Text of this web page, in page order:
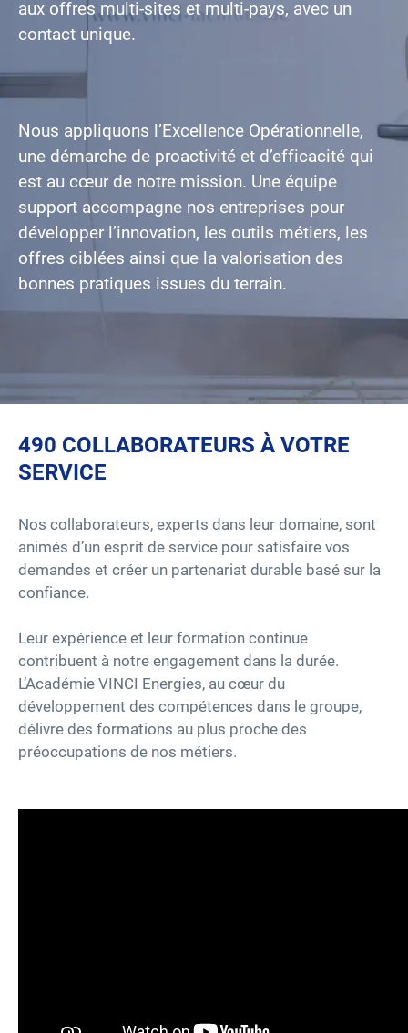
aux offres multi-sites et multi-pays, avec un
contact unique.
Nous appliquons l’Excellence Opérationnelle,
une démarche de proactivité et d’efficacité qui
est au cœur de notre mission. Une équipe
support accompagne nos entreprises pour
développer l’innovation, les outils métiers, les
offres ciblées ainsi que la valorisation des
bonnes pratiques issues du terrain.
490 COLLABORATEURS À VOTRE
SERVICE
Nos collaborateurs, experts dans leur domaine, sont
animés d’un esprit de service pour satisfaire vos
demandes et créer un partenariat durable basé sur la
confiance.
Leur expérience et leur formation continue
contribuent à notre engagement dans la durée.
L’Académie VINCI Energies, au cœur du
développement des compétences dans le groupe,
délivre des formations au plus proche des
préoccupations de nos métiers.